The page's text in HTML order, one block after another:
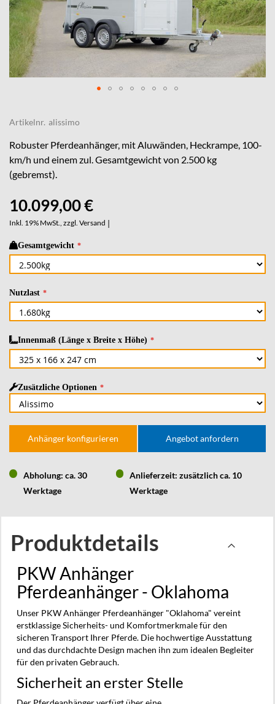
the
beginning
of
the
images
Artikelnr. alissimo
Robuster Pferdeanhänger, mit Aluwänden, Heckrampe, 100-
km/h und einem zul. Gesamtgewicht von 2.500 kg
(gebremst).
10.099,00 €
Inkl. 19% MwSt., zzgl. Versand |
Gesamtgewicht
Nutzlast
Innenmaß (Länge x Breite x Höhe)
Zusätzliche Optionen
Anhänger konfigurieren Angebot anfordern
Abholung: ca. 30
Werktage
Anlieferzeit: zusätzlich ca. 10
Werktage
Produktdetails
PKW Anhänger
Pferdeanhänger - Oklahoma
Unser PKW Anhänger Pferdeanhänger "Oklahoma" vereint
erstklassige Sicherheits- und Komfortmerkmale für den
sicheren Transport Ihrer Pferde. Die hochwertige Ausstattung
und das durchdachte Design machen ihn zum idealen Begleiter
für den privaten Gebrauch.
Sicherheit an erster Stelle